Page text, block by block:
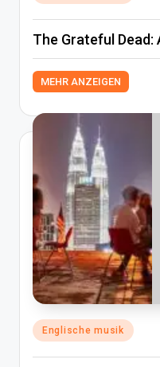
in
The Grateful Dead:
MEHR ANZEIGEN
Posted
in
Englische musik